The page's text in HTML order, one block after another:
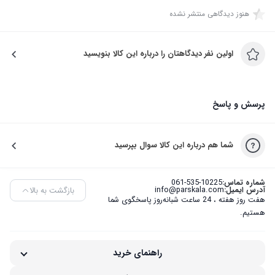
هنوز دیدگاهی منتشر نشده
اولین نفر دیدگاهتان را درباره این کالا بنویسید
پرسش و پاسخ
شما هم درباره این کالا سوال بپرسید
شماره تماس:061-535-10225
آدرس ایمیل:info@parskala.com
هفت روز هفته ، 24 ساعت شبانه‌روز پاسخگوی شما
هستیم.
بازگشت به بالا
راهنمای خرید